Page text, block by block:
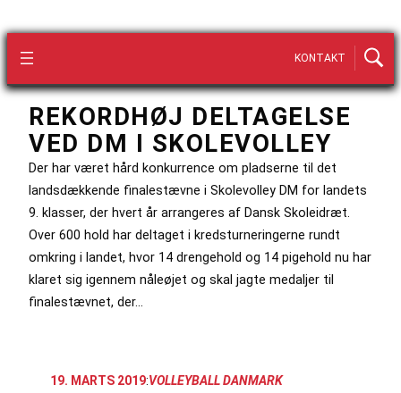
KONTAKT
REKORDHØJ DELTAGELSE
VED DM I SKOLEVOLLEY
Der har været hård konkurrence om pladserne til det
landsdækkende finalestævne i Skolevolley DM for landets
9. klasser, der hvert år arrangeres af Dansk Skoleidræt.
Over 600 hold har deltaget i kredsturneringerne rundt
omkring i landet, hvor 14 drengehold og 14 pigehold nu har
klaret sig igennem nåleøjet og skal jagte medaljer til
finalestævnet, der…
19. MARTS 2019:VOLLEYBALL DANMARK